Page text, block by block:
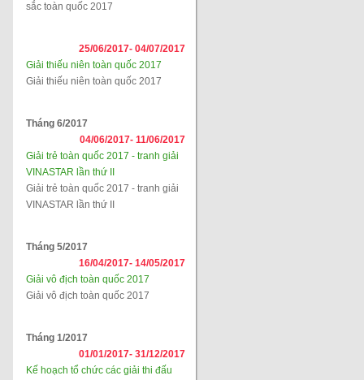
sắc toàn quốc 2017
25/06/2017- 04/07/2017
Giải thiếu niên toàn quốc 2017
Giải thiếu niên toàn quốc 2017
Tháng 6/2017
04/06/2017- 11/06/2017
Giải trẻ toàn quốc 2017 - tranh giải
VINASTAR lần thứ II
Giải trẻ toàn quốc 2017 - tranh giải
VINASTAR lần thứ II
Tháng 5/2017
16/04/2017- 14/05/2017
Giải vô địch toàn quốc 2017
Giải vô địch toàn quốc 2017
Tháng 1/2017
01/01/2017- 31/12/2017
Kế hoạch tổ chức các giải thi đấu